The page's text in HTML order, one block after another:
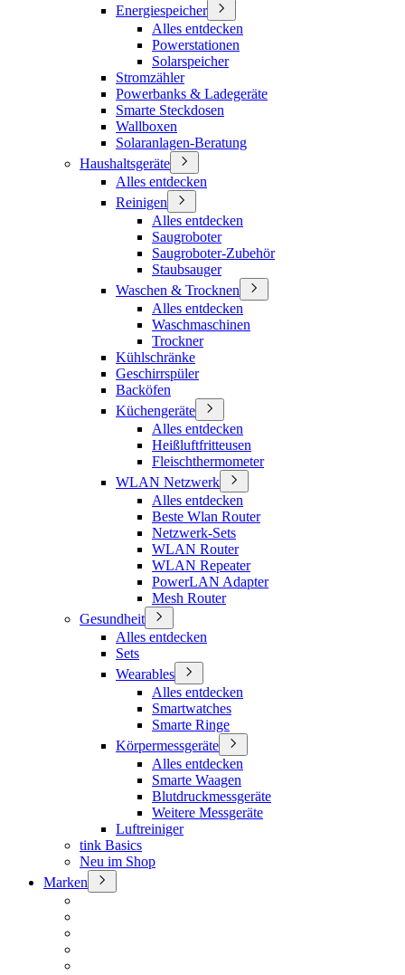
Energiespeicher
Alles entdecken
Powerstationen
Solarspeicher
Stromzähler
Powerbanks & Ladegeräte
Smarte Steckdosen
Wallboxen
Solaranlagen-Beratung
Haushaltsgeräte
Alles entdecken
Reinigen
Alles entdecken
Saugroboter
Saugroboter-Zubehör
Staubsauger
Waschen & Trocknen
Alles entdecken
Waschmaschinen
Trockner
Kühlschränke
Geschirrspüler
Backöfen
Küchengeräte
Alles entdecken
Heißluftfritteusen
Fleischthermometer
WLAN Netzwerk
Alles entdecken
Beste Wlan Router
Netzwerk-Sets
WLAN Router
WLAN Repeater
PowerLAN Adapter
Mesh Router
Gesundheit
Alles entdecken
Sets
Wearables
Alles entdecken
Smartwatches
Smarte Ringe
Körpermessgeräte
Alles entdecken
Smarte Waagen
Blutdruckmessgeräte
Weitere Messgeräte
Luftreiniger
tink Basics
Neu im Shop
Marken